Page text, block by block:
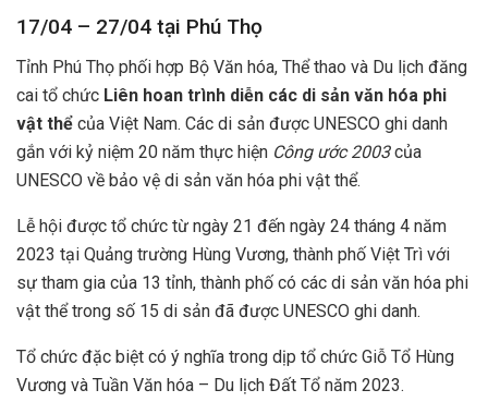
17/04 – 27/04 tại Phú Thọ
Tỉnh Phú Thọ phối hợp Bộ Văn hóa, Thể thao và Du lịch đăng
cai tổ chức Liên hoan trình diễn các di sản văn hóa phi
vật thể của Việt Nam. Các di sản được UNESCO ghi danh
gắn với kỷ niệm 20 năm thực hiện Công ước 2003của
UNESCO về bảo vệ di sản văn hóa phi vật thể.
Lễ hội được tổ chức từ ngày 21 đến ngày 24 tháng 4 năm
2023 tại Quảng trường Hùng Vương, thành phố Việt Trì với
sự tham gia của 13 tỉnh, thành phố có các di sản văn hóa phi
vật thể trong số 15 di sản đã được UNESCO ghi danh.
Tổ chức đặc biệt có ý nghĩa trong dịp tổ chức Giỗ Tổ Hùng
Vương và Tuần Văn hóa – Du lịch Đất Tổ năm 2023.